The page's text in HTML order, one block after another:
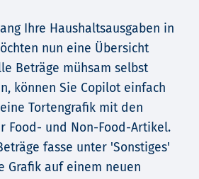
Ihre Haushaltsausgaben in
nun eine Übersicht
Beträge mühsam selbst
können Sie Copilot einfach
Tortengrafik mit den
Food- und Non-Food-Artikel.
fasse unter 'Sonstiges'
Grafik auf einem neuen